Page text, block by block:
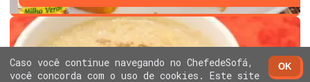
Caso você continue navegando no ChefedeSofá,
você concorda com o uso de cookies. Este site
OK